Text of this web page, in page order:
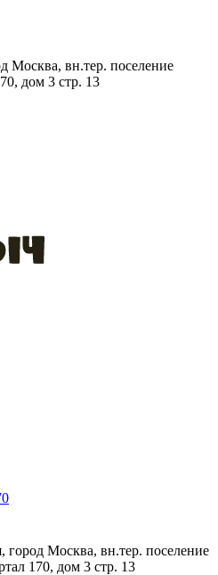
Москва, вн.тер. поселение
дом 3 стр. 13
город Москва, вн.тер. поселение
170, дом 3 стр. 13